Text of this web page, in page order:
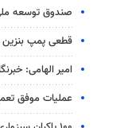
صندوق توسعه
قطعی پمپ
امیر الهامی:
عملیات موفق